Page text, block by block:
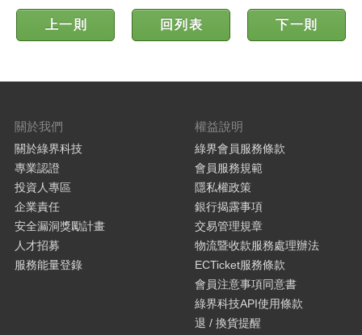
上一則 回列表 下一則
關於我們
關於綠界科技
專業認證
投資人專區
企業責任
安全漏洞獎勵計畫
人才招募
服務能量登錄
權益說明
綠界會員服務條款
會員服務規範
隱私權政策
銀行揭露事項
交易管理規章
物流暨收款服務處理辦法
ECTicket服務條款
會員注意事項同意書
綠界科技API使用條款
退 / 換貨提醒